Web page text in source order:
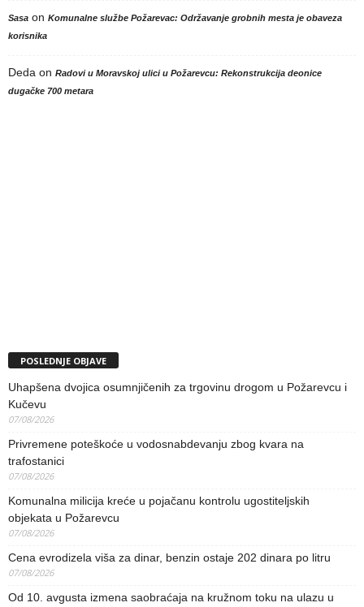
Sasa on Komunalne službe Požarevac: Održavanje grobnih mesta je obaveza
korisnika
Deda on Radovi u Moravskoj ulici u Požarevcu: Rekonstrukcija deonice
dugačke 700 metara
POSLEDNJE OBJAVE
Uhapšena dvojica osumnjičenih za trgovinu drogom u Požarevcu i
Kučevu
07/08/2026
Privremene poteškoće u vodosnabdevanju zbog kvara na
trafostanici
07/08/2026
Komunalna milicija kreće u pojačanu kontrolu ugostiteljskih
objekata u Požarevcu
07/08/2026
Cena evrodizela viša za dinar, benzin ostaje 202 dinara po litru
07/08/2026
Od 10. avgusta izmena saobraćaja na kružnom toku na ulazu u